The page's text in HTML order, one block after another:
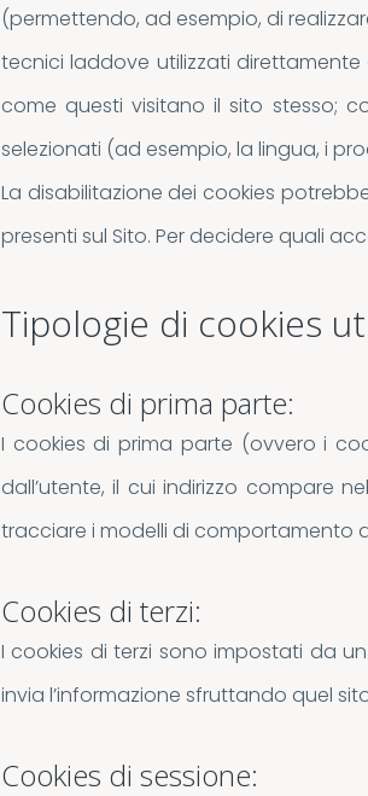
(permettendo, ad esempio, di
tecnici laddove utilizzati
come questi visitano il sito stesso;
selezionati (ad esempio, la lingua, i
La disabilitazione dei cookies
presenti sul Sito. Per decidere quali
Tipologie di cookies
Cookies di prima parte:
I cookies di prima parte (ovvero i
dall’utente, il cui indirizzo compare
tracciare i modelli di comportamento
Cookies di terzi:
I cookies di terzi sono impostati da
invia l’informazione sfruttando quel
Cookies di sessione: